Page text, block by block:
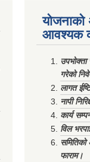
योजनाको
आवश्यक
गरेको
लागत
नापी
कार्य
विल
समितिको
फाराम।